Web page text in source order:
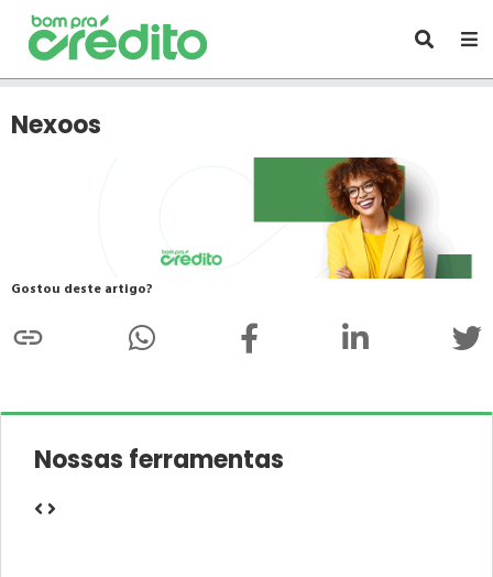
Nexoos
Gostou deste artigo?
Nossas ferramentas